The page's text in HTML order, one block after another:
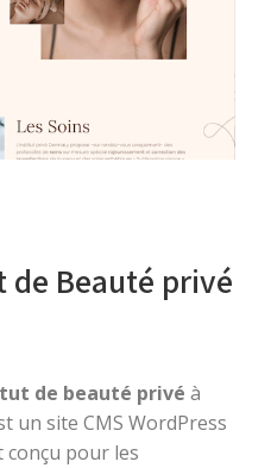
Beauté privé
de beauté privé à
un site CMS WordPress
conçu pour les